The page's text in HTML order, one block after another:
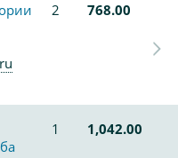
2 768.00
1 1,042.00